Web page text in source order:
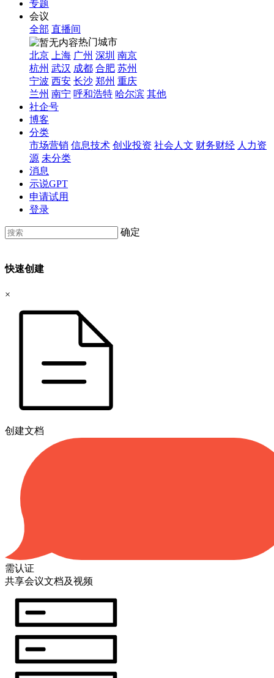
专题
会议
全部 直播间
热门城市
北京
上海 广州 深圳 南京
杭州 武汉 成都 合肥 苏州
宁波 西安 长沙 郑州 重庆
兰州 南宁 呼和浩特 哈尔滨 其他
社企号
博客
分类
市场营销 信息技术 创业投资 社会人文 财务财经 人力资
源 未分类
消息
示说GPT
申请试用
登录
确定
快速创建
×
创建文档
需认证
共享会议文档及视频